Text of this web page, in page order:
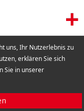
+
uns, Ihr Nutzerlebnis zu
erklären Sie sich
Sie in unserer